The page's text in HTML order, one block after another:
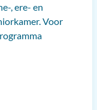
, ere- en
Voor